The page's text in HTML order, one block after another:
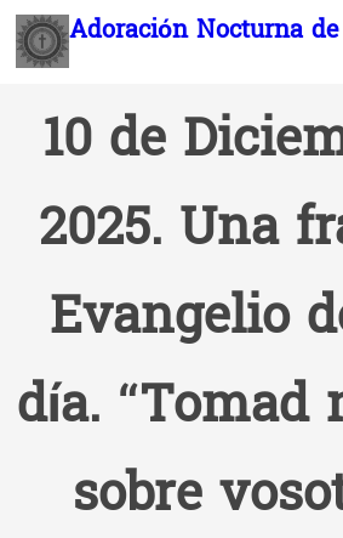
Saltar Adoración Nocturna
10 de
2025. Una
Evangelio
día. “Tomad
sobre